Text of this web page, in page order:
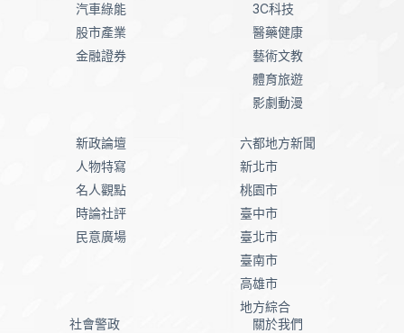
汽車綠能
股市產業
金融證券
3C科技
醫藥健康
藝術文教
體育旅遊
影劇動漫
新政論壇
人物特寫
名人觀點
時論社評
民意廣場
六都地方新聞
新北市
桃園市
臺中市
臺北市
臺南市
高雄市
地方綜合
社會警政
關於我們